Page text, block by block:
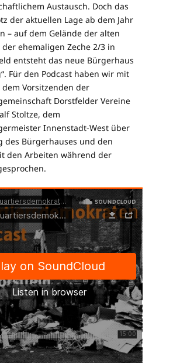
Austausch. Doch das
der aktuellen Lage ab dem Jahr
– auf dem Gelände der alten
der ehemaligen Zeche 2/3 in
entsteht das neue Bürgerhaus
Für den Podcast haben wir mit
dem Vorsitzenden der
Dorstfelder Vereine
Stoltze, dem
Innenstadt-West über
des Bürgerhauses und den
den Arbeiten während der